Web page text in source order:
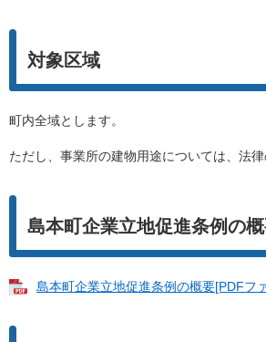
対象区域
町内全域とします。
ただし、事業所の建物用途については、法律
島本町企業立地促進条例の
島本町企業立地促進条例の概要[PDFフ